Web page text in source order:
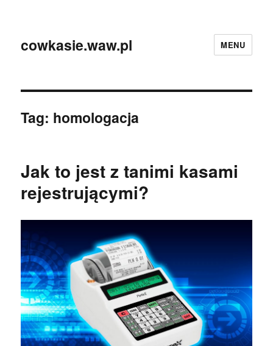
cowkasie.waw.pl MENU
Tag: homologacja
Jak to jest z tanimi kasami
rejestrującymi?